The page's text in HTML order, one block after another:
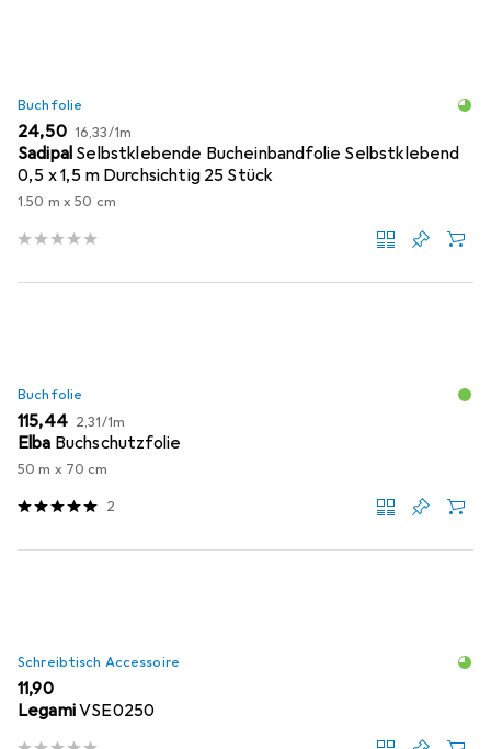
Buchfolie
EUR
24,50 EUR
16,33/1m
Sadipal Selbstklebende Bucheinbandfolie Selbstklebend
0,5 x 1,5 m Durchsichtig 25 Stück
1.50 m x 50 cm
Buchfolie
EUR
115,44 EUR
2,31/1m
Elba Buchschutzfolie
50 m x 70 cm
2
Schreibtisch Accessoire
EUR
11,90
LegamiVSE0250